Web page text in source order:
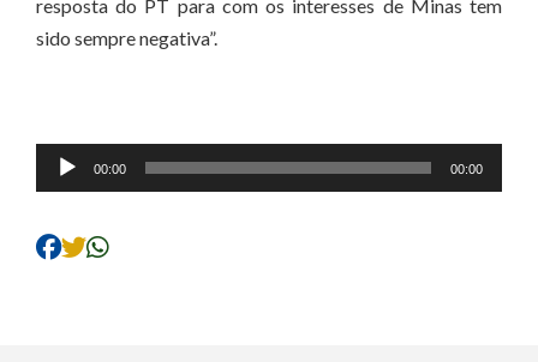
resposta do PT para com os interesses de Minas tem
sido sempre negativa”.
Tocador
de
00:00 00:00